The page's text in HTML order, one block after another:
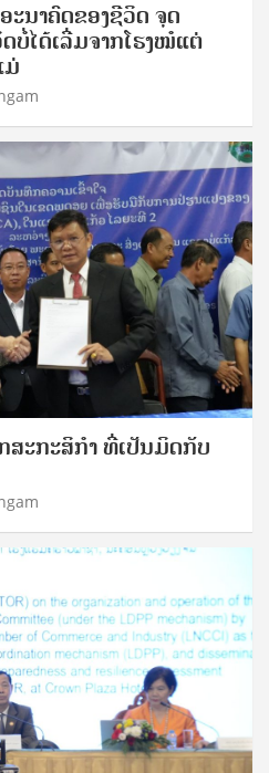
ະນາຄົດຂອງຊີວິດ ຈຸດ
ບໍ່ໄດ້ເລີ່ມຈາກໂຮງໝໍແຕ່
ມ່
ະກະສິກຳ ທີ່ເປັນມິດກັບ